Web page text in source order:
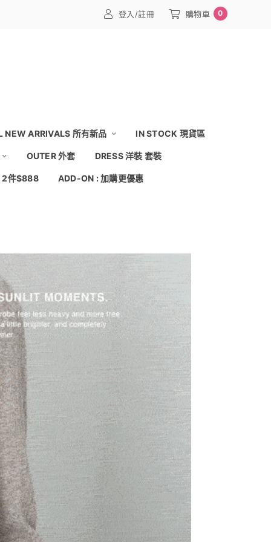
登入/註冊 購物車 0
NEW ARRIVALS 所有新品 IN STOCK 現貨區
OUTER 外套 DRESS 洋裝 套裝
2件$888 ADD-ON : 加購更優惠